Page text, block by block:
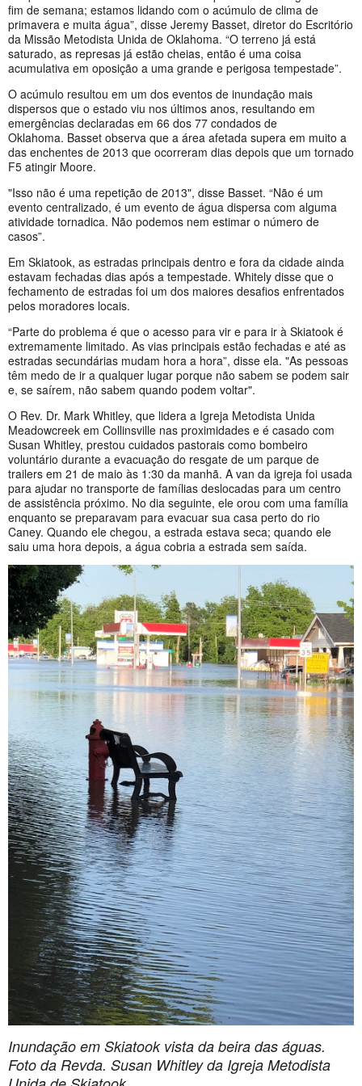
fim de semana; estamos lidando com o acúmulo de clima de
primavera e muita água”, disse Jeremy Basset, diretor do Escritório
da Missão Metodista Unida de Oklahoma. “O terreno já está
saturado, as represas já estão cheias, então é uma coisa
acumulativa em oposição a uma grande e perigosa tempestade”.
O acúmulo resultou em um dos eventos de inundação mais
dispersos que o estado viu nos últimos anos, resultando em
emergências declaradas em 66 dos 77 condados de
Oklahoma. Basset observa que a área afetada supera em muito a
das enchentes de 2013 que ocorreram dias depois que um tornado
F5 atingir Moore.
"Isso não é uma repetição de 2013", disse Basset. “Não é um
evento centralizado, é um evento de água dispersa com alguma
atividade tornadica. Não podemos nem estimar o número de
casos”.
Em Skiatook, as estradas principais dentro e fora da cidade ainda
estavam fechadas dias após a tempestade. Whitely disse que o
fechamento de estradas foi um dos maiores desafios enfrentados
pelos moradores locais.
“Parte do problema é que o acesso para vir e para ir à Skiatook é
extremamente limitado. As vias principais estão fechadas e até as
estradas secundárias mudam hora a hora”, disse ela. "As pessoas
têm medo de ir a qualquer lugar porque não sabem se podem sair
e, se saírem, não sabem quando podem voltar".
O Rev. Dr. Mark Whitley, que lidera a Igreja Metodista Unida
Meadowcreek em Collinsville nas proximidades e é casado com
Susan Whitley, prestou cuidados pastorais como bombeiro
voluntário durante a evacuação do resgate de um parque de
trailers em 21 de maio às 1:30 da manhã. A van da igreja foi usada
para ajudar no transporte de famílias deslocadas para um centro
de assistência próximo. No dia seguinte, ele orou com uma família
enquanto se preparavam para evacuar sua casa perto do rio
Caney. Quando ele chegou, a estrada estava seca; quando ele
saiu uma hora depois, a água cobria a estrada sem saída.
Inundação em Skiatook vista da beira das águas.
Foto da Revda. Susan Whitley da Igreja Metodista